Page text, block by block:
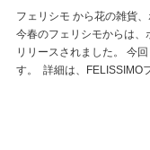
フェリシモ から花の雑貨
今春のフェリシモからは
リリースされました。 今
す。 詳細は、FELISSIMO